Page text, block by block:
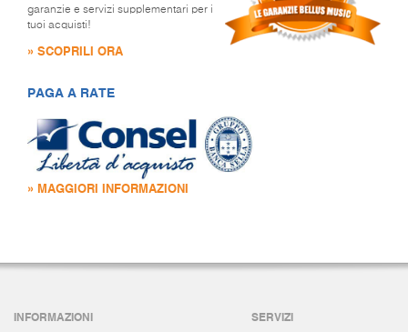
garanzie e servizi supplementari per i
tuoi acquisti!
» SCOPRILI ORA
PAGA A RATE
» MAGGIORI INFORMAZIONI
INFORMAZIONI SERVIZI